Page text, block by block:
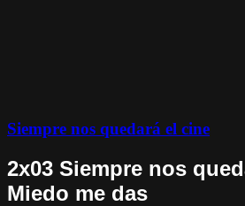
Siempre nos quedará el cine
2x03 Siempre nos
Miedo me das